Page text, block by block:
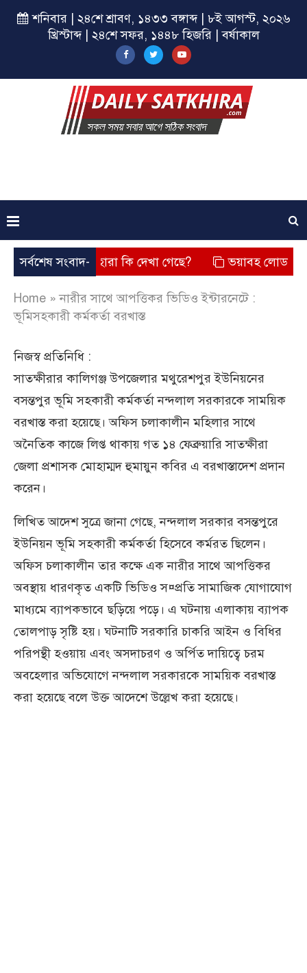
শনিবার | ২৪শে শ্রাবণ, ১৪৩৩ বঙ্গাব্দ | ৮ই আগস্ট, ২০২৬
খ্রিস্টাব্দ | ২৪শে সফর, ১৪৪৮ হিজরি | বর্ষাকাল
সর্বশেষ সংবাদ-
তার চেহারা কি দেখা গেছে? ভয়াবহ লোডশেডিং,
Home »নারীর সাথে আপত্তিকর ভিডিও ইন্টারনেটে :
ভূমিসহকারী কর্মকর্তা বরখাস্ত
নিজস্ব প্রতিনিধি :
সাতক্ষীরার কালিগঞ্জ উপজেলার মথুরেশপুর ইউনিয়নের
বসন্তপুর ভূমি সহকারী কর্মকর্তা নন্দলাল সরকারকে সাময়িক
বরখাস্ত করা হয়েছে। অফিস চলাকালীন মহিলার সাথে
অনৈতিক কাজে লিপ্ত থাকায় গত ১৪ ফেব্রুয়ারি সাতক্ষীরা
জেলা প্রশাসক মোহাম্মদ হুমায়ুন কবির এ বরখাস্তাদেশ প্রদান
করেন।
লিখিত আদেশ সুত্রে জানা গেছে, নন্দলাল সরকার বসন্তপুরে
ইউনিয়ন ভূমি সহকারী কর্মকর্তা হিসেবে কর্মরত ছিলেন।
অফিস চলাকালীন তার কক্ষে এক নারীর সাথে আপত্তিকর
অবস্থায় ধারণকৃত একটি ভিডিও স¤প্রতি সামাজিক যোগাযোগ
মাধ্যমে ব্যাপকভাবে ছড়িয়ে পড়ে। এ ঘটনায় এলাকায় ব্যাপক
তোলপাড় সৃষ্টি হয়। ঘটনাটি সরকারি চাকরি আইন ও বিধির
পরিপন্থী হওয়ায় এবং অসদাচরণ ও অর্পিত দায়িত্বে চরম
অবহেলার অভিযোগে নন্দলাল সরকারকে সাময়িক বরখাস্ত
করা হয়েছে বলে উক্ত আদেশে উল্লেখ করা হয়েছে।